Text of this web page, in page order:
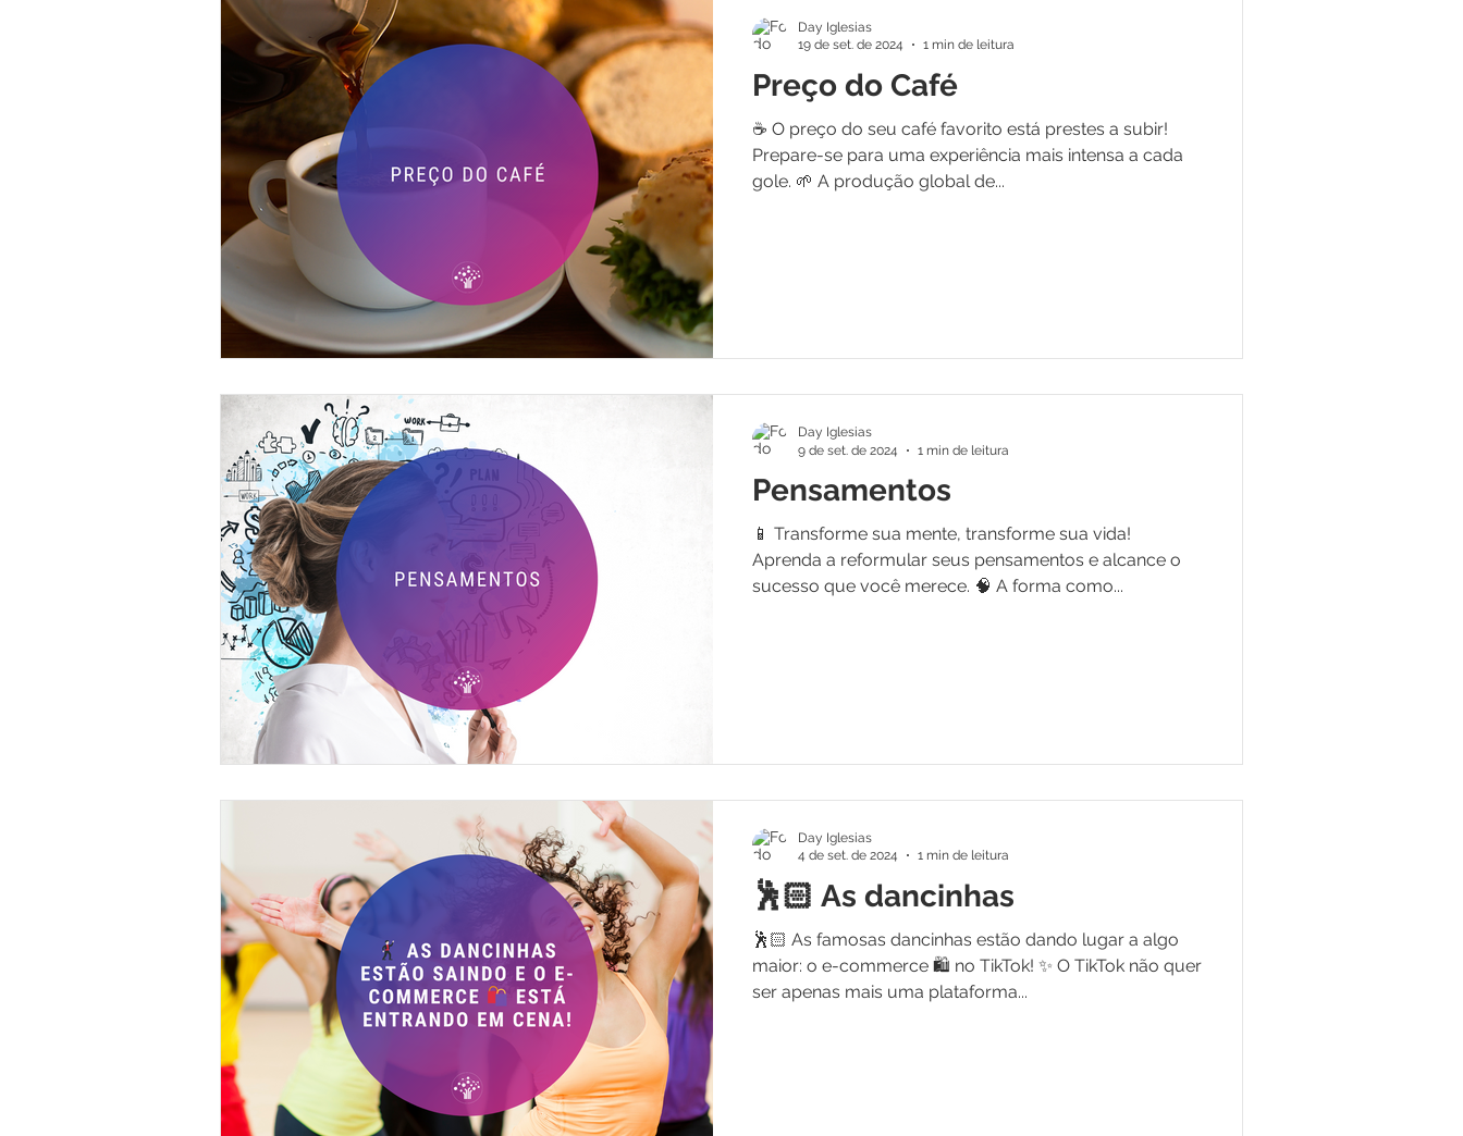
Preço do Café
☕ O preço do seu café favorito está prestes a subir!
Prepare-se para uma experiência mais intensa a cada
gole. 🌱 A produção global de...
Day Iglesias
19 de set. de 2024
1 min de leitura
Pensamentos
📱 Transforme sua mente, transforme sua vida!
Aprenda a reformular seus pensamentos e alcance o
sucesso que você merece. 🧠 A forma como...
Day Iglesias
9 de set. de 2024
1 min de leitura
🕺🏻 As dancinhas
🕺🏻 As famosas dancinhas estão dando lugar a algo
maior: o e-commerce 🛍 no TikTok! ✨ O TikTok não quer
ser apenas mais uma plataforma...
Day Iglesias
4 de set. de 2024
1 min de leitura